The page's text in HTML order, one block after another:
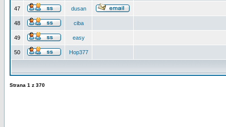
47 dusan
48 ciba
49 easy
50 Hop377
Strana 1 z 370